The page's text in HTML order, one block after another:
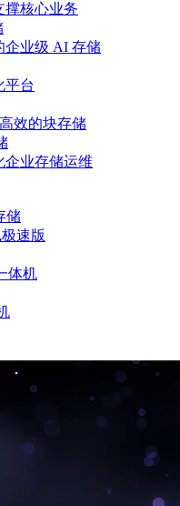
撑核心业务
企业级 AI 存储
平台
效的块存储
企业存储运维
储
速版
体机